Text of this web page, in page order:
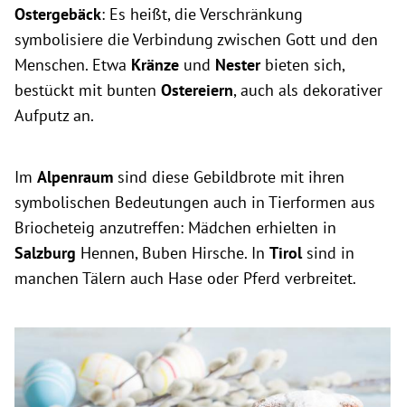
Ostergebäck: Es heißt, die Verschränkung
symbolisiere die Verbindung zwischen Gott und den
Menschen. Etwa Kränze und Nester bieten sich,
bestückt mit bunten Ostereiern, auch als dekorativer
Aufputz an.
Im Alpenraum sind diese Gebildbrote mit ihren
symbolischen Bedeutungen auch in Tierformen aus
Briocheteig anzutreffen: Mädchen erhielten in
Salzburg Hennen, Buben Hirsche. In Tirolsind in
manchen Tälern auch Hase oder Pferd verbreitet.